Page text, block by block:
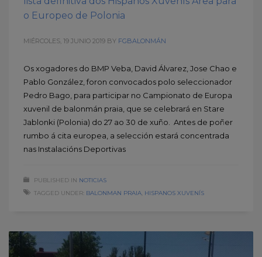
o Europeo de Polonia
MIÉRCOLES, 19 JUNIO 2019 BY FGBALONMÁN
Os xogadores do BMP Veba, David Álvarez, Jose Chao e
Pablo González, foron convocados polo seleccionador
Pedro Bago, para participar no Campionato de Europa
xuvenil de balonmán praia, que se celebrará en Stare
Jablonki (Polonia) do 27 ao 30 de xuño. Antes de poñer
rumbo á cita europea, a selección estará concentrada
nas Instalacións Deportivas
PUBLISHED IN NOTICIAS
TAGGED UNDER: BALONMAN PRAIA HISPANOS XUVENÍS